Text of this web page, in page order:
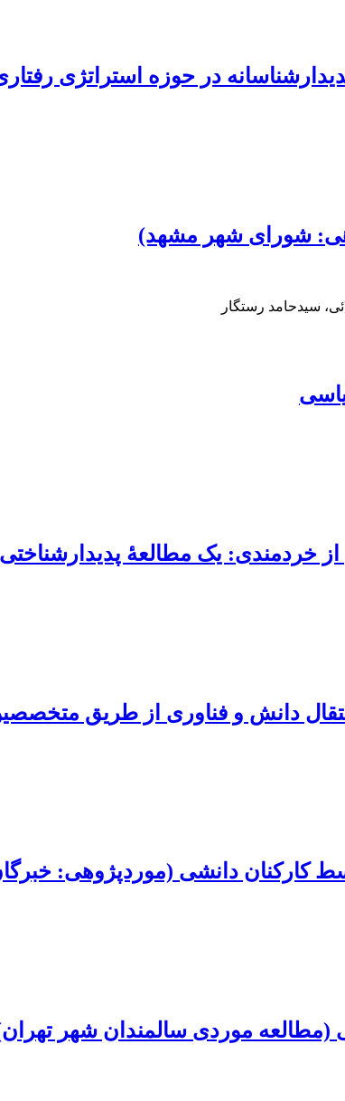
در حوزه استراتژی
شورای شهر مشهد)
سیدحامد رستگار
خردمندی: یک مطالعۀ
دانش و فناوری از طریق
کارکنان دانشی (موردپژوهی:
(مطالعه موردی سالمندان شهر